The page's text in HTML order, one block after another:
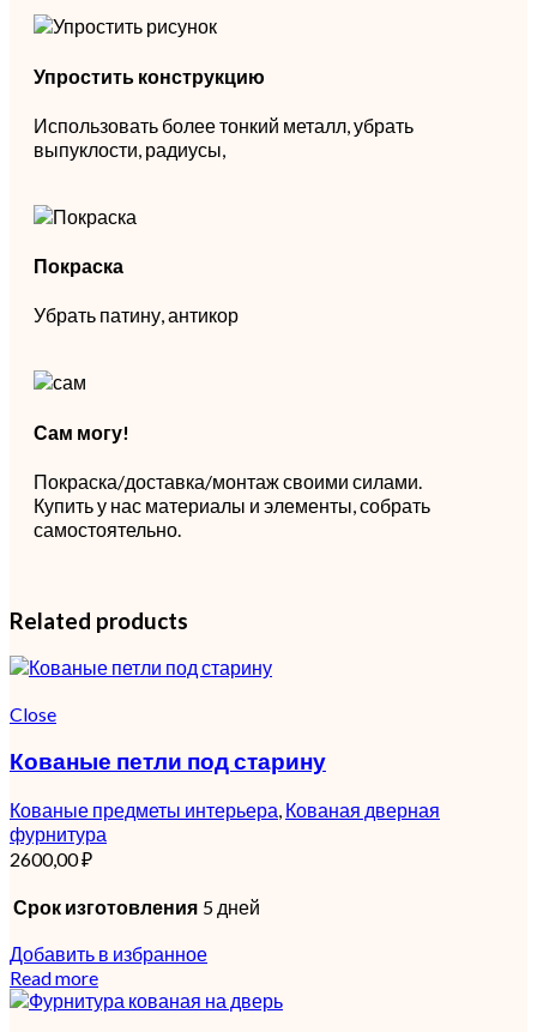
Упростить конструкцию
Использовать более тонкий металл, убрать
выпуклости, радиусы,
Покраска
Убрать патину, антикор
Сам могу!
Покраска/доставка/монтаж своими силами.
Купить у нас материалы и элементы, собрать
самостоятельно.
Related products
Close
Кованые петли под старину
Кованые предметы интерьера, Кованая дверная
фурнитура
2600,00₽
Срок изготовления 5 дней
Добавить в избранное
Read more